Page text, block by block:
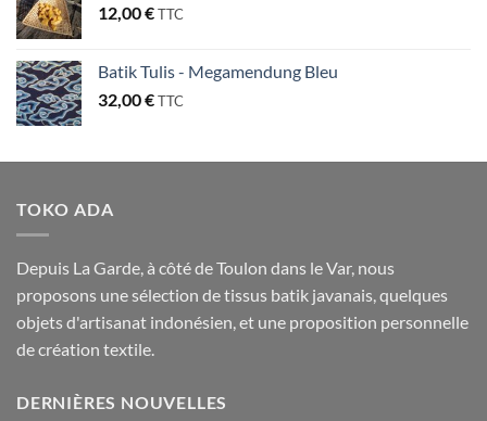
12,00€TTC
Batik Tulis - Megamendung Bleu
32,00€TTC
TOKO ADA
Depuis La Garde, à côté de Toulon dans le Var, nous
proposons une sélection de tissus batik javanais, quelques
objets d'artisanat indonésien, et une proposition personnelle
de création textile.
DERNIÈRES NOUVELLES